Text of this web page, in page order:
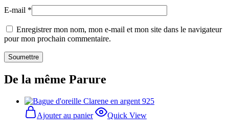
E-mail *
Enregistrer mon nom, mon e-mail et mon site dans le navigateur
pour mon prochain commentaire.
De la même Parure
Ajouter au panier Quick View